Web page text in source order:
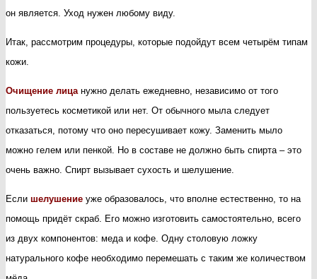
он является. Уход нужен любому виду.
Итак, рассмотрим процедуры, которые подойдут всем четырём типам
кожи.
Очищение лица нужно делать ежедневно, независимо от того
пользуетесь косметикой или нет. От обычного мыла следует
отказаться, потому что оно пересушивает кожу. Заменить мыло
можно гелем или пенкой. Но в составе не должно быть спирта – это
очень важно. Спирт вызывает сухость и шелушение.
Если шелушение уже образовалось, что вполне естественно, то на
помощь придёт скраб. Его можно изготовить самостоятельно, всего
из двух компонентов: меда и кофе. Одну столовую ложку
натурального кофе необходимо перемешать с таким же количеством